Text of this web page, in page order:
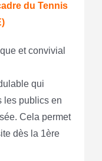
du Tennis
et convivial
qui
les publics en
Cela permet
dès la 1ère